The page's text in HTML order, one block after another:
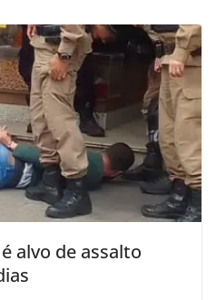
alvo de assalto